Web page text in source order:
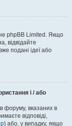
phpBB Limited. Якщо
відвідайте
подані ідеї або
і / або
форуму, вказаних в
відповіді,
) або, у випадку, якщо